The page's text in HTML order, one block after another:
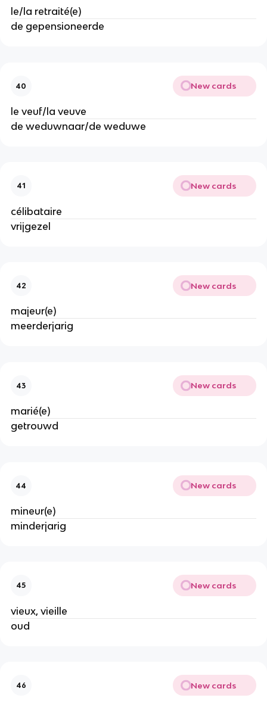
le/la retraité(e)
de gepensioneerde
40 New cards
le veuf/la veuve
de weduwnaar/de weduwe
41 New cards
célibataire
vrijgezel
42 New cards
majeur(e)
meerderjarig
43 New cards
marié(e)
getrouwd
44 New cards
mineur(e)
minderjarig
45 New cards
vieux, vieille
oud
46 New cards